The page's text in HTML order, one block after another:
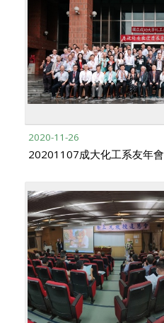
2020-11-26
20201107成大化工系友年會